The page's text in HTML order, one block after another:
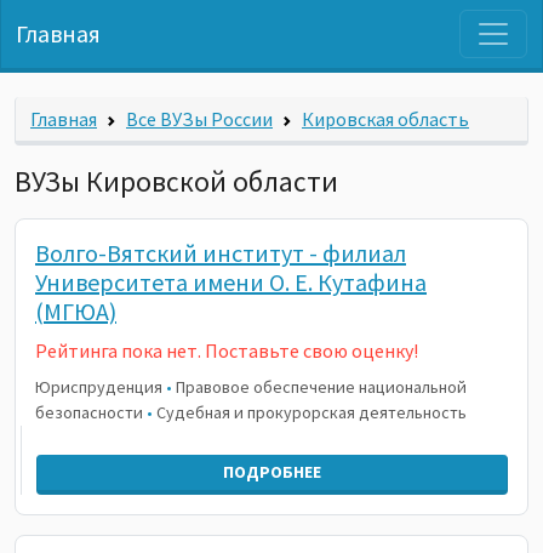
Главная
Главная Все ВУЗы России Кировская область
ВУЗы Кировской области
Волго-Вятский институт - филиал
Университета имени О. Е. Кутафина
(МГЮА)
Рейтинга пока нет. Поставьте свою оценку!
Юриспруденция • Правовое обеспечение национальной
безопасности • Судебная и прокурорская деятельность
ПОДРОБНЕЕ